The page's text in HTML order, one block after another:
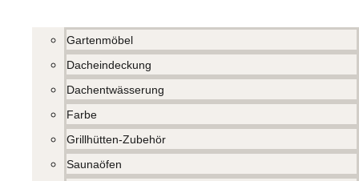
Gartenmöbel
Dacheindeckung
Dachentwässerung
Farbe
Grillhütten-Zubehör
Saunaöfen